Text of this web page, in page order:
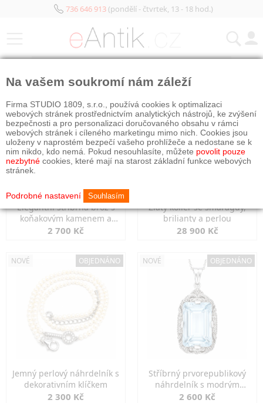
736 646 913(pondělí - čtvrtek, 13 - 18 hod.)
Elegantní stříbrná brož s
koňakovým kamenem a
markazity
2 700 Kč
Zlatý kolier se smaragdy,
brilianty a perlou
28 900 Kč
NOVÉ OBJEDNÁNO
Jemný perlový náhrdelník s
dekorativním klíčkem
2 300 Kč
NOVÉ OBJEDNÁNO
Stříbrný prvorepublikový
náhrdelník s modrým
spinelem
2 600 Kč
Na vašem soukromí nám záleží
Firma STUDIO 1809, s.r.o., používá cookies k optimalizaci
webových stránek prostřednictvím analytických nástrojů, ke zvýšení
bezpečnosti a pro personalizaci doručovaného obsahu v rámci
webových stránek i cíleného marketingu mimo nich. Cookies jsou
uloženy v naprostém bezpečí vašeho prohlížeče a nedostane se k
nim nikdo, kdo nemá. Pokud nesouhlasíte, můžete povolit pouze
nezbytné cookies, které mají na starost základní funkce webových
stránek.
Podrobné nastavení Souhlasím